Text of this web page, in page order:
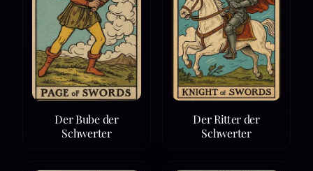
Der Bube der
Schwerter
Der Ritter der
Schwerter